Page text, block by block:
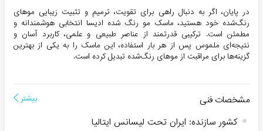
در پایان، اگر به دنبال راهی برای تقویت، ترمیم و تثبیت زیبایی موهای
رنگ‌شده خود هستید، ماسک مو رنگ شده ادیسا انتخابی هوشمندانه و
مطمئن است. ترکیبی قدرتمند از عناصر طبیعی و علمی، کاربرد آسان و
نتیجه‌ای ملموس پس از هر بار استفاده، این ماسک را به یکی از بهترین
گزینه‌ها برای مراقبت از موهای رنگ‌شده تبدیل کرده است.
مشخصات فنی بیشتر
کشور سازنده: ایران تحت لیسانس ایتالیا